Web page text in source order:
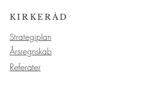
KIRKERÅD
Strategiplan
Årsregnskab
Referater